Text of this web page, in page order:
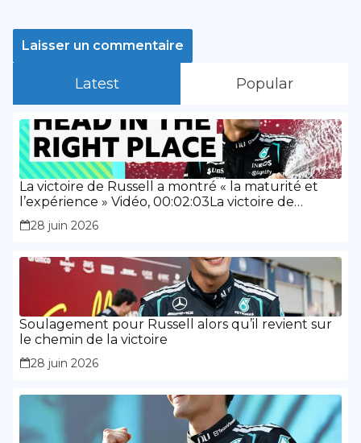
Latest Popular
La victoire de Russell a montré « la maturité et
l’expérience » Vidéo, 00:02:03La victoire de
Russell a montré « la maturité et l’expérience »
28 juin 2026
Soulagement pour Russell alors qu’il revient sur
le chemin de la victoire
28 juin 2026